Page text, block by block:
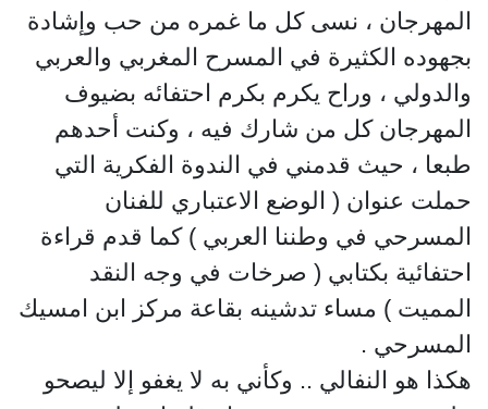
المهرجان ، نسى كل ما غمره من حب وإشادة
بجهوده الكثيرة في المسرح المغربي والعربي
والدولي ، وراح يكرم بكرم احتفائه بضيوف
المهرجان كل من شارك فيه ، وكنت أحدهم
طبعا ، حيث قدمني في الندوة الفكرية التي
حملت عنوان ( الوضع الاعتباري للفنان
المسرحي في وطننا العربي ) كما قدم قراءة
احتفائية بكتابي ( صرخات في وجه النقد
المميت ) مساء تدشينه بقاعة مركز ابن امسيك
المسرحي .
هكذا هو النفالي .. وكأني به لا يغفو إلا ليصحو